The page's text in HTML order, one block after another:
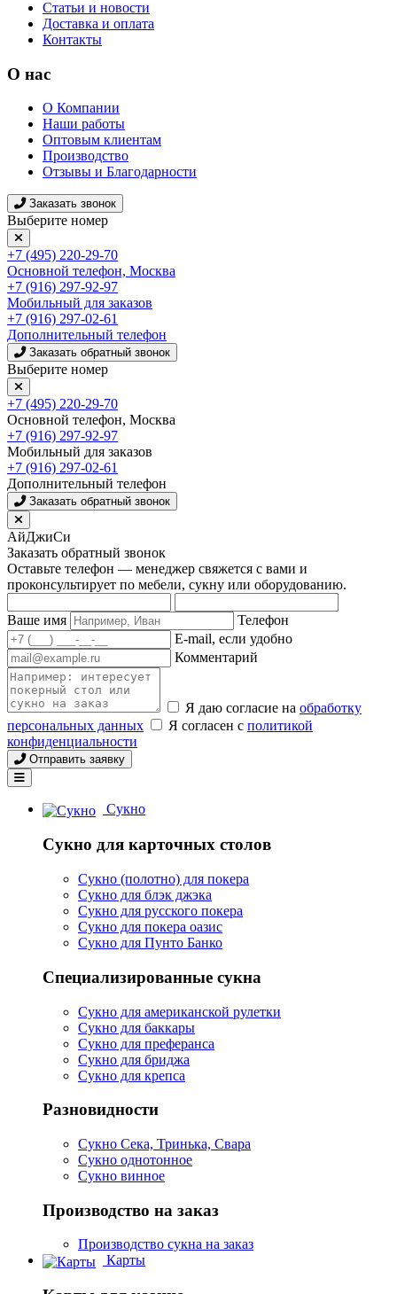
Статьи и новости
Доставка и оплата
Контакты
О нас
О Компании
Наши работы
Оптовым клиентам
Производство
Отзывы и Благодарности
Заказать звонок
Выберите номер
+7 (495) 220-29-70
Основной телефон, Москва
+7 (916) 297-92-97
Мобильный для заказов
+7 (916) 297-02-61
Дополнительный телефон
Заказать обратный звонок
Выберите номер
+7 (495) 220-29-70
Основной телефон, Москва
+7 (916) 297-92-97
Мобильный для заказов
+7 (916) 297-02-61
Дополнительный телефон
Заказать обратный звонок
АйДжиСи
Заказать обратный звонок
Оставьте телефон — менеджер свяжется с вами и
проконсультирует по мебели, сукну или оборудованию.
Ваше имя
Телефон
E-mail, если удобно
Комментарий
Я даю согласие на обработку
персональных данных
Я согласен с политикой
конфиденциальности
Отправить заявку
Сукно
Сукно для карточных столов
Сукно (полотно) для покера
Сукно для блэк джэка
Сукно для русского покера
Сукно для покера оазис
Сукно для Пунто Банко
Специализированные сукна
Сукно для американской рулетки
Сукно для баккары
Сукно для преферанса
Сукно для бриджа
Сукно для крепса
Разновидности
Сукно Сека, Тринька, Свара
Сукно однотонное
Сукно винное
Производство на заказ
Производство сукна на заказ
Карты